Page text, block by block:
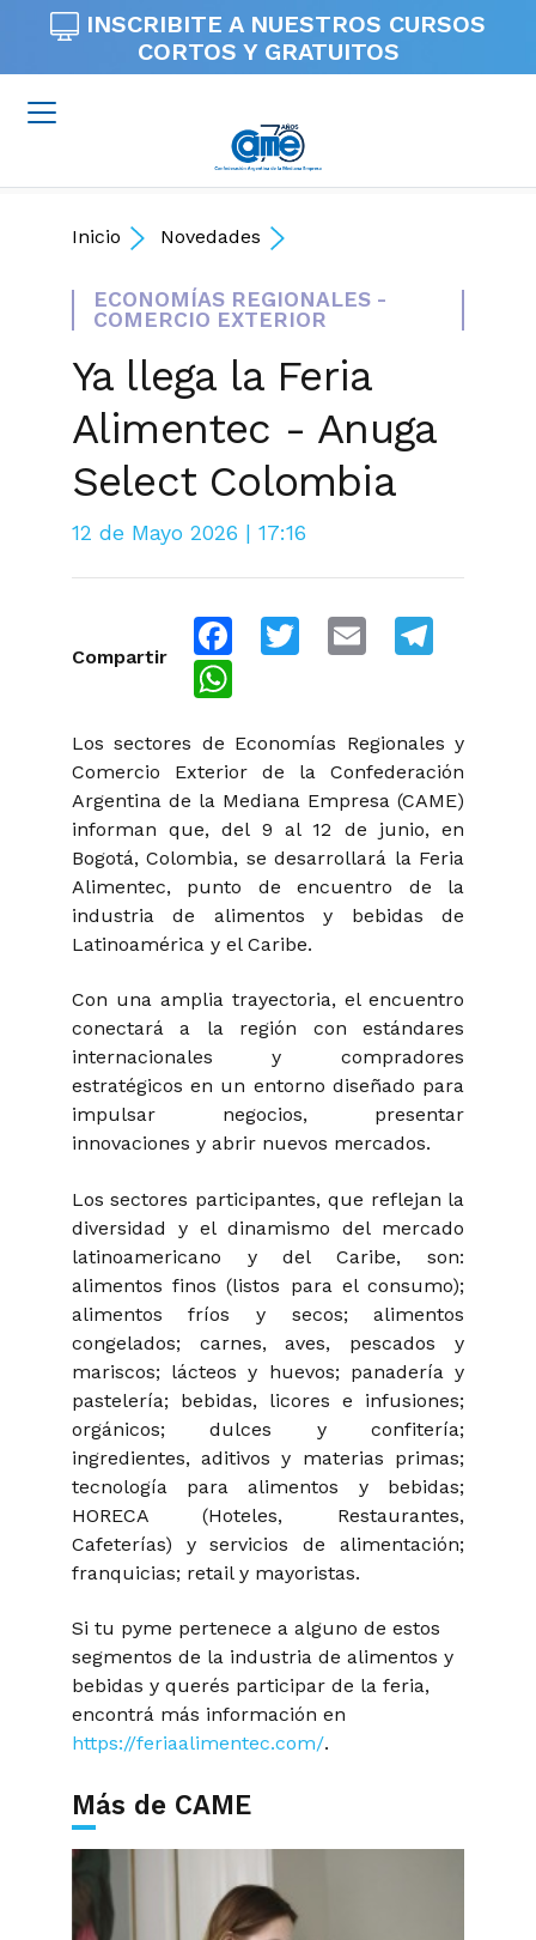
INSCRIBITE A NUESTROS CURSOS
CORTOS Y GRATUITOS
Inicio Novedades
ECONOMÍAS REGIONALES -
COMERCIO EXTERIOR
Ya llega la Feria
Alimentec - Anuga
Select Colombia
12 de Mayo 2026 | 17:16
Compartir
FacebookTwitter Email
Los sectores de Economías Regionales y
Comercio Exterior de la Confederación
Argentina de la Mediana Empresa (CAME)
informan que, del 9 al 12 de junio, en
Bogotá, Colombia, se desarrollará la Feria
Alimentec, punto de encuentro de la
industria de alimentos y bebidas de
Latinoamérica y el Caribe.
Con una amplia trayectoria, el encuentro
conectará a la región con estándares
internacionales y compradores
estratégicos en un entorno diseñado para
impulsar negocios, presentar
innovaciones y abrir nuevos mercados.
Los sectores participantes, que reflejan la
diversidad y el dinamismo del mercado
latinoamericano y del Caribe, son:
alimentos finos (listos para el consumo);
alimentos fríos y secos; alimentos
congelados; carnes, aves, pescados y
mariscos; lácteos y huevos; panadería y
pastelería; bebidas, licores e infusiones;
orgánicos; dulces y confitería;
ingredientes, aditivos y materias primas;
tecnología para alimentos y bebidas;
HORECA (Hoteles, Restaurantes,
Cafeterías) y servicios de alimentación;
franquicias; retail y mayoristas.
Si tu pyme pertenece a alguno de estos
segmentos de la industria de alimentos y
bebidas y querés participar de la feria,
encontrá más información en
https://feriaalimentec.com/.
Más de CAME